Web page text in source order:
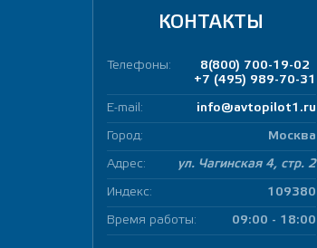
КОНТАКТЫ
Телефоны:
8(800) 700-19-02
+7 (495) 989-70-31
E-mail: info@avtopilot1.ru
Город: Москва
Адрес: ул. Чагинская 4, стр. 2
Индекс: 109380
Время работы: 09:00 - 18:00